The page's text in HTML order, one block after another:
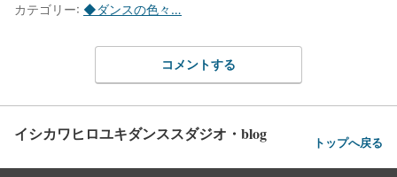
カテゴリー: ◆ダンスの色々…
コメントする
イシカワヒロユキダンススダジオ・blog トップへ戻る